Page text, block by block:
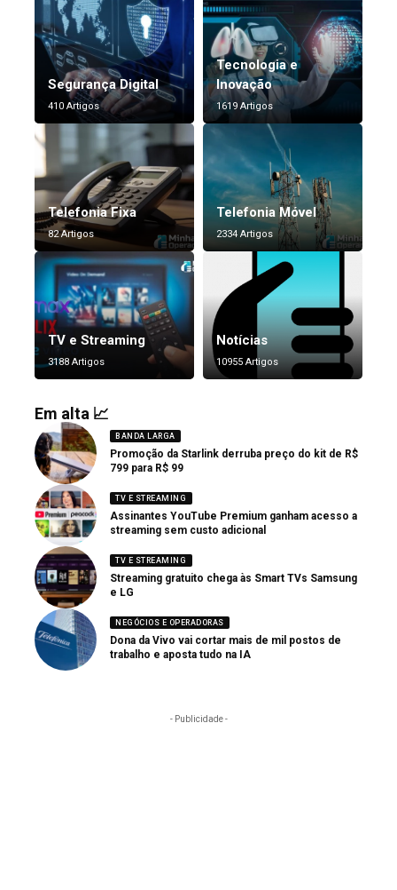
Segurança Digital
410 Artigos
Tecnologia e
Inovação
1619 Artigos
Telefonia Fixa
82 Artigos
Telefonia Móvel
2334 Artigos
TV e Streaming
3188 Artigos
Notícias
10955 Artigos
Em alta 📈
BANDA LARGA
Promoção da Starlink derruba preço do kit de R$
799 para R$ 99
TV E STREAMING
Assinantes YouTube Premium ganham acesso a
streaming sem custo adicional
TV E STREAMING
Streaming gratuito chega às Smart TVs Samsung
e LG
NEGÓCIOS E OPERADORAS
Dona da Vivo vai cortar mais de mil postos de
trabalho e aposta tudo na IA
- Publicidade -